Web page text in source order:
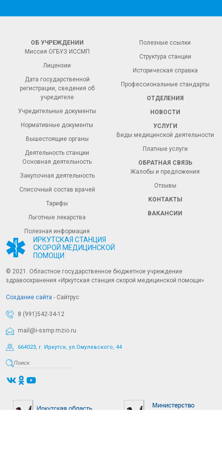
ИРКУТСКАЯ СТАНЦИЯ
СКОРОЙ МЕДИЦИНСКОЙ
ПОМОЩИ
© 2021. Областное государственное бюджетное учреждение
здравоохранения «Иркутская станция скорой медицинской помощи»
Создание сайта - Сайтрус
ОБ УЧРЕЖДЕНИИ
Миссия ОГБУЗ ИССМП
Лицензии
Дата государственной
регистрации, сведения об
учредителе
Учредительные документы
Нормативные документы
Вышестоящие органы
Деятельность станции
Основная деятельность
Закупочная деятельность
Списочный состав врачей
Тарифы
Льготные лекарства
Полезная информация
Полезные ссылки
Структура станции
Историческая справка
Профессиональные стандарты
ОТДЕЛЕНИЯ
НОВОСТИ
УСЛУГИ
Виды медицинской деятельности
Платные услуги
ОБРАТНАЯ СВЯЗЬ
Жалобы и предложения
Отзывы
КОНТАКТЫ
ВАКАНСИИ
8 (991)542-34-12
mail@i-ssmp.mzio.ru
664023, г. Иркутск, ул.Омулевского, 44